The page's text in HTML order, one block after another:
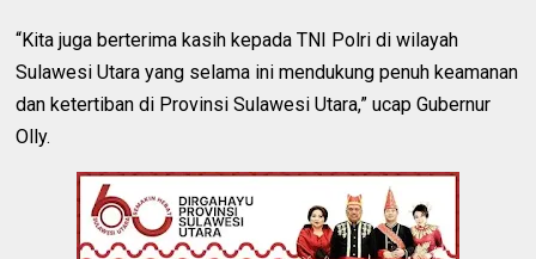
“Kita juga berterima kasih kepada TNI Polri di wilayah
Sulawesi Utara yang selama ini mendukung penuh keamanan
dan ketertiban di Provinsi Sulawesi Utara,” ucap Gubernur
Olly.